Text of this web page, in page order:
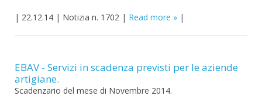
| 22.12.14 | Notizia n. 1702 | Read more |
EBAV - Servizi in scadenza previsti per le aziende
artigiane.
Scadenzario del mese di Novembre 2014.